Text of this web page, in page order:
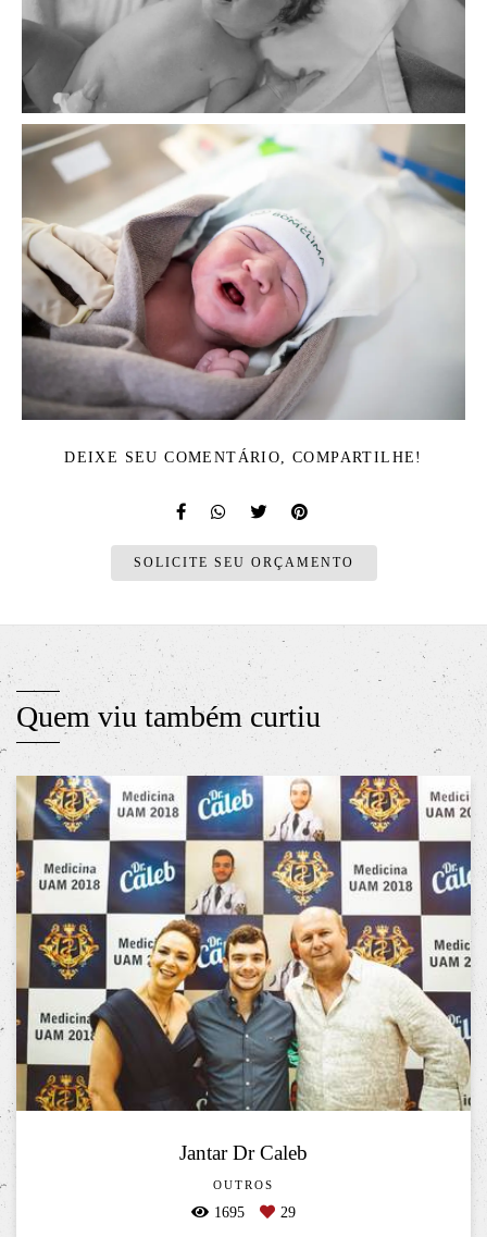
DEIXE SEU COMENTÁRIO, COMPARTILHE!
SOLICITE SEU ORÇAMENTO
Quem viu também curtiu
Jantar Dr Caleb
OUTROS
1695 29